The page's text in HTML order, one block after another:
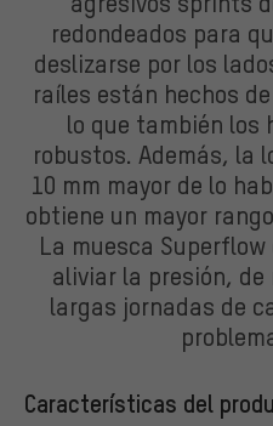
redondeados para
deslizarse por los
raíles están hechos
lo que también los
robustos. Además, la
10 mm mayor de lo
obtiene un mayor
La muesca
aliviar la presión,
largas jornadas de
Características del